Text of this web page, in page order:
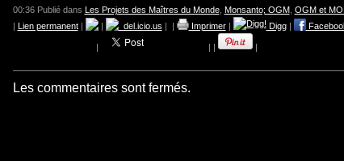
00:36 Publié dans Les Projets des Maîtres du Monde, Monsanto; OGM, OGM et
| Lien permanent| | del.icio.us | | Imprimer| Digg|
| | | |
Les commentaires sont fermés.